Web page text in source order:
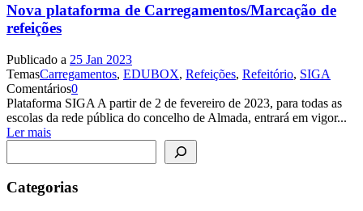
Nova plataforma de Carregamentos/Marcação de
refeições
Publicado a 25 Jan 2023
TemasCarregamentos, EDUBOX, Refeições, Refeitório, SIGA
Comentários0
Plataforma SIGA A partir de 2 de fevereiro de 2023, para todas as
escolas da rede pública do concelho de Almada, entrará em vigor...
Ler mais
Categorias